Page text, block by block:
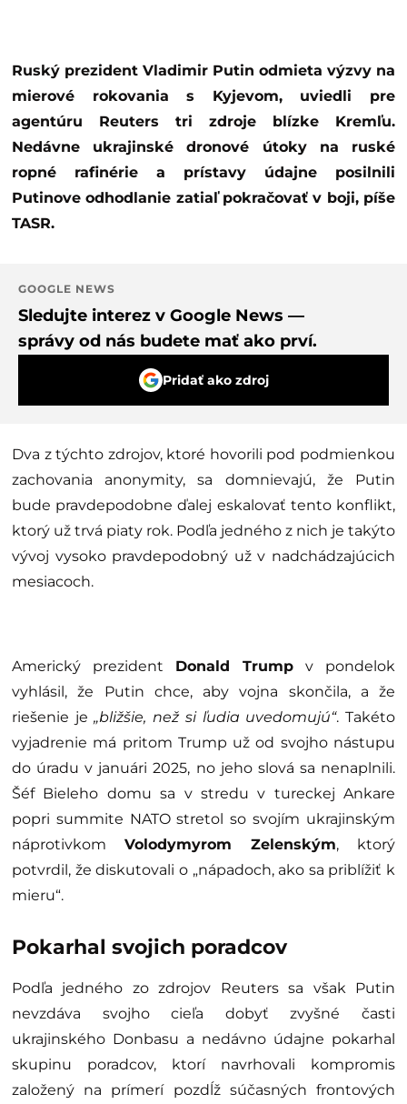
Ruský prezident Vladimir Putin odmieta výzvy na
mierové rokovania s Kyjevom, uviedli pre
agentúru Reuters tri zdroje blízke Kremľu.
Nedávne ukrajinské dronové útoky na ruské
ropné rafinérie a prístavy údajne posilnili
Putinove odhodlanie zatiaľ pokračovať v boji, píše
TASR.
GOOGLE NEWS
Sledujte interez v Google News —
správy od nás budete mať ako prví.
Pridať ako zdroj
Dva z týchto zdrojov, ktoré hovorili pod podmienkou
zachovania anonymity, sa domnievajú, že Putin
bude pravdepodobne ďalej eskalovať tento konflikt,
ktorý už trvá piaty rok. Podľa jedného z nich je takýto
vývoj vysoko pravdepodobný už v nadchádzajúcich
mesiacoch.
Americký prezident Donald Trump v pondelok
vyhlásil, že Putin chce, aby vojna skončila, a že
riešenie je„bližšie, než si ľudia uvedomujú“. Takéto
vyjadrenie má pritom Trump už od svojho nástupu
do úradu v januári 2025, no jeho slová sa nenaplnili.
Šéf Bieleho domu sa v stredu v tureckej Ankare
popri summite NATO stretol so svojím ukrajinským
náprotivkom Volodymyrom Zelenským, ktorý
potvrdil, že diskutovali o „nápadoch, ako sa priblížiť k
mieru“.
Pokarhal svojich poradcov
Podľa jedného zo zdrojov Reuters sa však Putin
nevzdáva svojho cieľa dobyť zvyšné časti
ukrajinského Donbasu a nedávno údajne pokarhal
skupinu poradcov, ktorí navrhovali kompromis
založený na prímerí pozdĺž súčasných frontových